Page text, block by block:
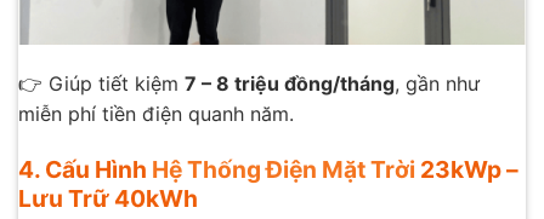
👉 Giúp tiết kiệm 7 – 8 triệu đồng/tháng, gần như
miễn phí tiền điện quanh năm.
4. Cấu Hình Hệ Thống Điện Mặt Trời 23kWp –
Lưu Trữ 40kWh